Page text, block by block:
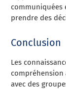
communiquées
prendre des
Conclusion
Les
avec des